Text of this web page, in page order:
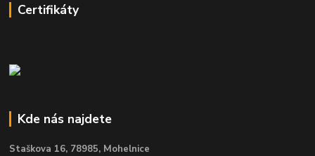
Certifikáty
Kde nás najdete
Staškova 16, 78985, Mohelnice